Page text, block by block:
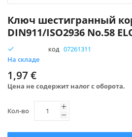
Ключ шестигранный
DIN911/ISO2936 No.58
На складе
код 07261311
1,97 €
Цена не содержит налог с оборота.
Кол-во
к
началу
галереи
изображений